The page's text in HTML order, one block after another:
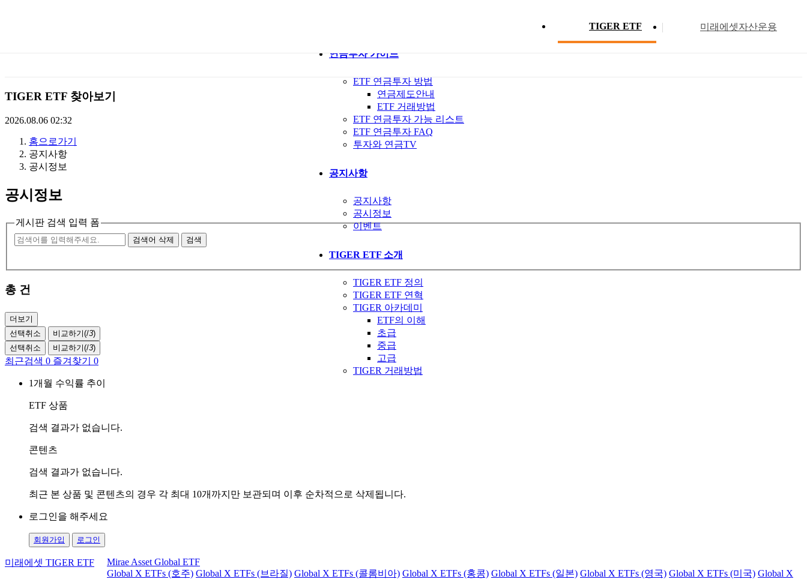
TIGER ETF 미래에셋자산운용
에
셋
TIGERETF
연금투자 가이드
ETF 연금투자 방법
연금제도안내
ETF 거래방법
ETF 연금투자 가능 리스트
ETF 연금투자 FAQ
투자와 연금TV
공지사항
공지사항
공시정보
이벤트
TIGER ETF 소개
TIGER ETF 정의
TIGER ETF 연혁
TIGER 아카데미
ETF의 이해
초급
중급
고급
TIGER 거래방법
ETF 분배금 현황
TIGER ETF 찾아보기
2026.08.06 02:32
홈으로가기
공지사항
공시정보
공시정보
게시판 검색 입력 폼
검색어 삭제 검색
총 건
더보기
선택취소
비교하기(/3)
선택취소
비교하기(/3)
최근검색 0 즐겨찾기 0
1개월 수익률 추이
ETF 상품
검색 결과가 없습니다.
콘텐츠
검색 결과가 없습니다.
최근 본 상품 및 콘텐츠의 경우 각 최대 10개까지만 보관되며 이후 순차적으로 삭제됩니다.
로그인을 해주세요
회원가입 로그인
미래에셋 TIGER ETF
Mirae Asset Global ETF
Global X ETFs (호주) Global X ETFs (브라질) Global X ETFs (콜롬비아) Global X ETFs (홍콩) Global X ETFs (일본) Global X ETFs (영국) Global X ETFs (미국) Global X